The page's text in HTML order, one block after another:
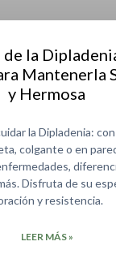
la
Mantenerla
y Hermosa
la Dipladenia:
colgante o en
Disfruta de su
y resistencia.
LEER MÁS »